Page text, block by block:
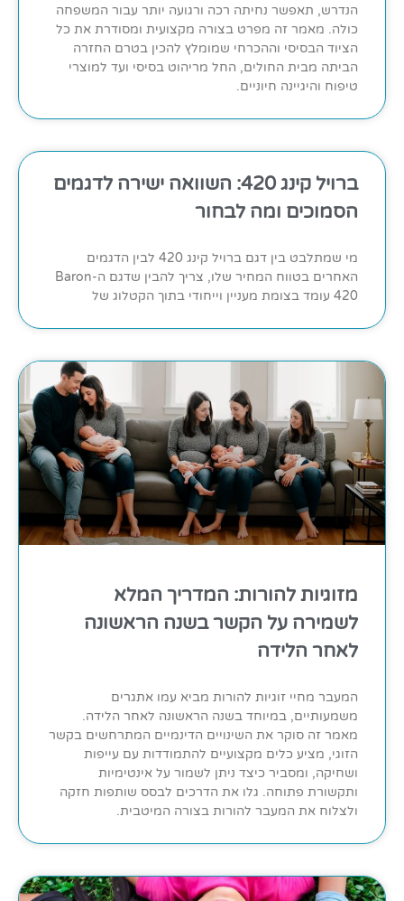
הנדרש, תאפשר נחיתה רכה ורגועה יותר עבור המשפחה
כולה. מאמר זה מפרט בצורה מקצועית ומסודרת את כל
הציוד הבסיסי וההכרחי שמומלץ להכין בטרם החזרה
הביתה מבית החולים, החל מריהוט בסיסי ועד למוצרי
טיפוח והיגיינה חיוניים.
ברויל קינג 420: השוואה ישירה לדגמים
הסמוכים ומה לבחור
מי שמתלבט בין דגם ברויל קינג 420 לבין הדגמים
האחרים בטווח המחיר שלו, צריך להבין שדגם ה-Baron
420 עומד בצומת מעניין וייחודי בתוך הקטלוג של
מזוגיות להורות: המדריך המלא
לשמירה על הקשר בשנה הראשונה
לאחר הלידה
המעבר מחיי זוגיות להורות מביא עמו אתגרים
משמעותיים, במיוחד בשנה הראשונה לאחר הלידה.
מאמר זה סוקר את השינויים הדינמיים המתרחשים בקשר
הזוגי, מציע כלים מקצועיים להתמודדות עם עייפות
ושחיקה, ומסביר כיצד ניתן לשמור על אינטימיות
ותקשורת פתוחה. גלו את הדרכים לבסס שותפות חזקה
ולצלוח את המעבר להורות בצורה המיטבית.